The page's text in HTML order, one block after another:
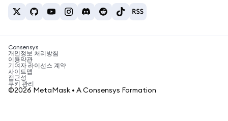
ETH를 USDT로 환전
USDT 매수
SHIB 매수
BNB 매수
암호화폐 세금 뉴스
암호화폐 매수 방법
비트코인 매도 방법
Consensys
개인정보 처리방침
이용약관
기여자 라이선스 계약
사이트맵
접근성
쿠키 관리
©2026 MetaMask • A Consensys Formation